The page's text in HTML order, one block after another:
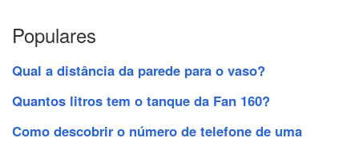
Populares
Qual a distância da parede para o vaso?
Quantos litros tem o tanque da Fan 160?
Como descobrir o número de telefone de uma